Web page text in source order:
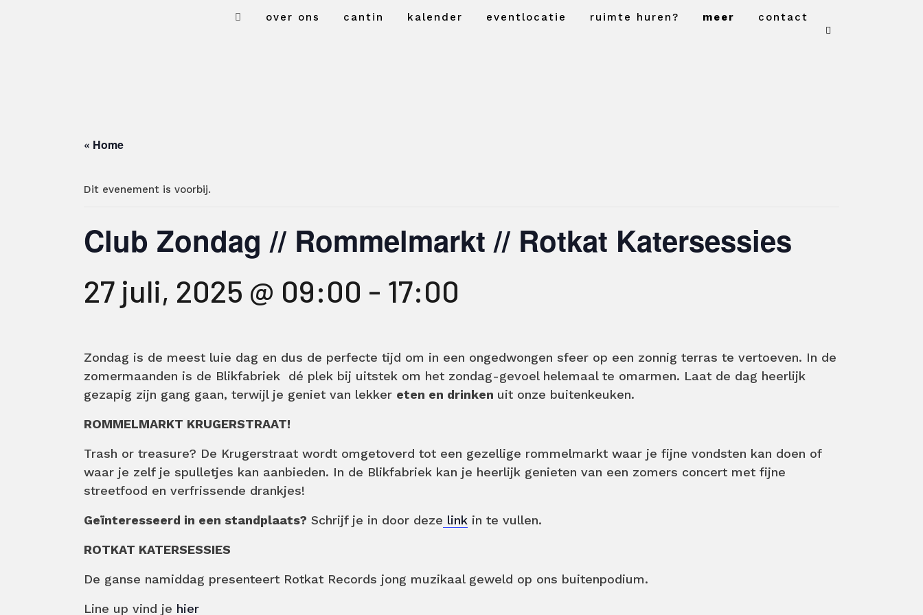
over ons cantin kalender eventlocatie ruimte huren? meer contact
« Home
Dit evenement is voorbij.
Club Zondag // Rommelmarkt // Rotkat Katersessies
27 juli, 2025 @ 09:00 - 17:00
Zondag is de meest luie dag en dus de perfecte tijd om in een ongedwongen sfeer op een zonnig terras te vertoeven. In de
zomermaanden is de Blikfabriek dé plek bij uitstek om het zondag-gevoel helemaal te omarmen. Laat de dag heerlijk
gezapig zijn gang gaan, terwijl je geniet van lekker eten en drinken uit onze buitenkeuken.
ROMMELMARKT KRUGERSTRAAT!
Trash or treasure? De Krugerstraat wordt omgetoverd tot een gezellige rommelmarkt waar je fijne vondsten kan doen of
waar je zelf je spulletjes kan aanbieden. In de Blikfabriek kan je heerlijk genieten van een zomers concert met fijne
streetfood en verfrissende drankjes!
Geïnteresseerd in een standplaats? Schrijf je in door deze link in te vullen.
ROTKAT KATERSESSIES
De ganse namiddag presenteert Rotkat Records jong muzikaal geweld op ons buitenpodium.
Line up vind je hier